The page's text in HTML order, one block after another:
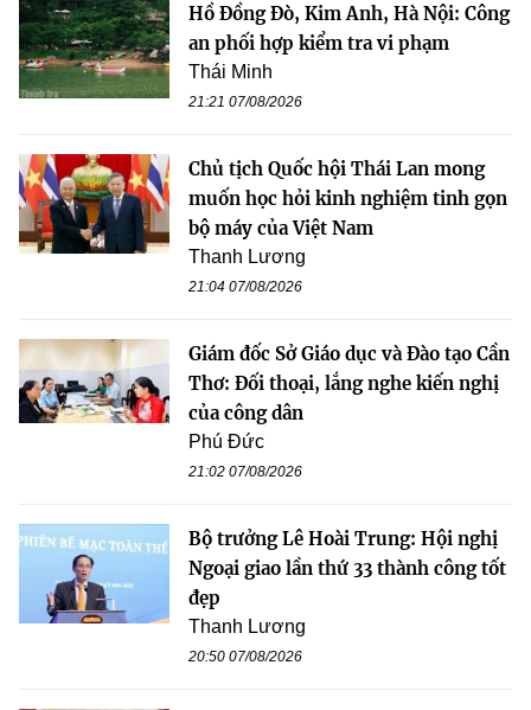
Hồ Đồng Đò, Kim Anh, Hà Nội: Công
an phối hợp kiểm tra vi phạm
Thái Minh
21:21 07/08/2026
Chủ tịch Quốc hội Thái Lan mong
muốn học hỏi kinh nghiệm tinh gọn
bộ máy của Việt Nam
Thanh Lương
21:04 07/08/2026
Giám đốc Sở Giáo dục và Đào tạo Cần
Thơ: Đối thoại, lắng nghe kiến nghị
của công dân
Phú Đức
21:02 07/08/2026
Bộ trưởng Lê Hoài Trung: Hội nghị
Ngoại giao lần thứ 33 thành công tốt
đẹp
Thanh Lương
20:50 07/08/2026